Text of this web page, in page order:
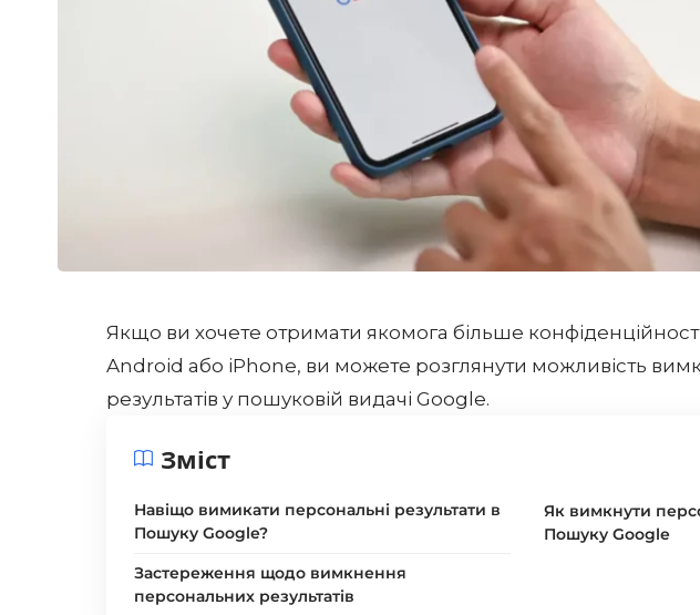
Якщо ви хочете отримати якомога більше
Android або iPhone, ви можете розглянути можливість
результатів у пошуковій видачі Google.
Зміст
Навіщо вимикати персональні результати в
Пошуку Google?
Застереження щодо вимкнення
персональних результатів
Як вимкнути
Пошуку Google